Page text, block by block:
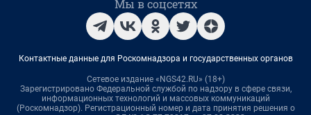
Мы в соцсетях
Контактные данные для Роскомнадзора и государственных органов
Сетевое издание «NGS42.RU» (18+)
Зарегистрировано Федеральной службой по надзору в сфере связи,
информационных технологий и массовых коммуникаций
(Роскомнадзор). Регистрационный номер и дата принятия решения о